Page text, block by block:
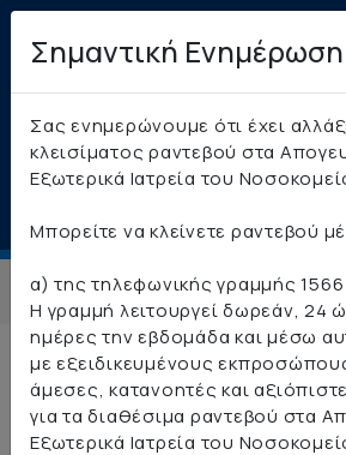
Εφαρμογή
Ραντεβού
Νοσοκομείου
Ειρήνη"
Σύνδεση
Όροι Χρήσης
Σημαντική Ενημέρωση
Σας ενημερώνουμε ότι έχει
κλεισίματος ραντεβού στα
Εξωτερικά Ιατρεία του
Μπορείτε να κλείνετε ραντεβού
α) της τηλεφωνικής γραμμής 1566
Η γραμμή λειτουργεί δωρεάν, 24
ημέρες την εβδομάδα και μέσω
με εξειδικευμένους
άμεσες, κατανοητές και
για τα διαθέσιμα ραντεβού στα
Εξωτερικά Ιατρεία του